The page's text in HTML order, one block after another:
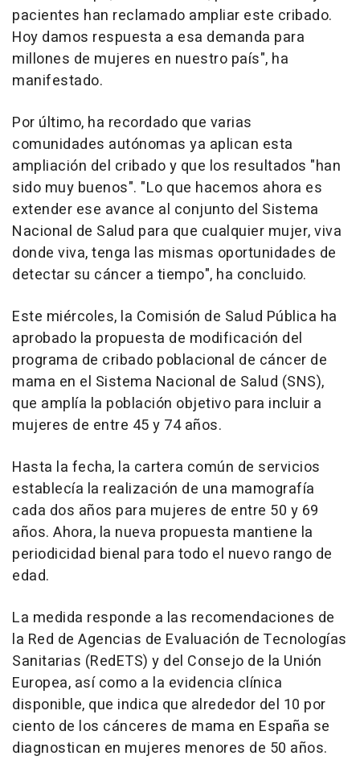
pacientes han reclamado ampliar este cribado.
Hoy damos respuesta a esa demanda para
millones de mujeres en nuestro país", ha
manifestado.
Por último, ha recordado que varias
comunidades autónomas ya aplican esta
ampliación del cribado y que los resultados "han
sido muy buenos". "Lo que hacemos ahora es
extender ese avance al conjunto del Sistema
Nacional de Salud para que cualquier mujer, viva
donde viva, tenga las mismas oportunidades de
detectar su cáncer a tiempo", ha concluido.
Este miércoles, la Comisión de Salud Pública ha
aprobado la propuesta de modificación del
programa de cribado poblacional de cáncer de
mama en el Sistema Nacional de Salud (SNS),
que amplía la población objetivo para incluir a
mujeres de entre 45 y 74 años.
Hasta la fecha, la cartera común de servicios
establecía la realización de una mamografía
cada dos años para mujeres de entre 50 y 69
años. Ahora, la nueva propuesta mantiene la
periodicidad bienal para todo el nuevo rango de
edad.
La medida responde a las recomendaciones de
la Red de Agencias de Evaluación de Tecnologías
Sanitarias (RedETS) y del Consejo de la Unión
Europea, así como a la evidencia clínica
disponible, que indica que alrededor del 10 por
ciento de los cánceres de mama en España se
diagnostican en mujeres menores de 50 años.